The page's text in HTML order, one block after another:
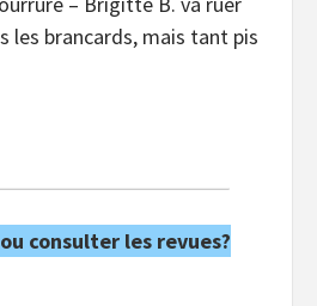
les brancards, mais tant pis
consulter les revues?